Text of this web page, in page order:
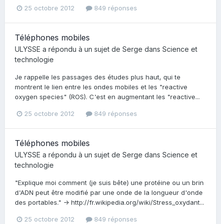
25 octobre 2012 849 réponses
Téléphones mobiles
ULYSSE a répondu à un sujet de Serge dans Science et
technologie
Je rappelle les passages des études plus haut, qui te
montrent le lien entre les ondes mobiles et les "reactive
oxygen species" (ROS). C'est en augmentant les "reactive...
25 octobre 2012 849 réponses
Téléphones mobiles
ULYSSE a répondu à un sujet de Serge dans Science et
technologie
"Explique moi comment (je suis bête) une protéine ou un brin
d'ADN peut être modifié par une onde de la longueur d'onde
des portables." -> http://fr.wikipedia.org/wiki/Stress_oxydant...
25 octobre 2012 849 réponses